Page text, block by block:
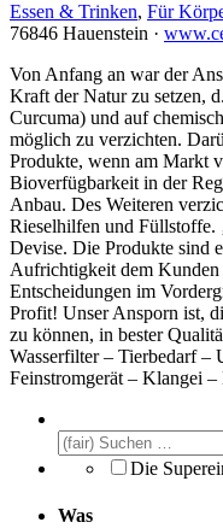
Essen & Trinken, Für
76846 Hauenstein ·
Von Anfang an war der
Kraft der Natur zu setzen,
Curcuma) und auf
möglich zu verzichten.
Produkte, wenn am Markt
Bioverfügbarkeit in der
Anbau. Des Weiteren
Rieselhilfen und Füllstoffe.
Devise. Die Produkte sind
Aufrichtigkeit dem Kunden
Entscheidungen im
Profit! Unser Ansporn ist,
zu können, in bester
Wasserfilter – Tierbedarf –
Feinstromgerät – Klangei
Die
Was